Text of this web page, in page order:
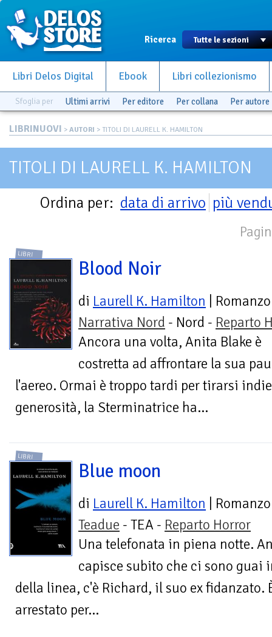
Ricerca
Libri Delos Digital Ebook Libri collezionismo
Sfoglia per Ultimi arrivi Per editore Per collana Per autore
LIBRINUOVI > AUTORI > TITOLI DI LAURELL K. HAMILTON
TITOLI DI LAURELL K. HAMILTON
Ordina per: data di arrivo più
LIBRI
Blood Noir
di Laurell K. Hamilton | Romanzo
Narrativa Nord - Nord - Reparto
Ancora una volta, Anita Blake è
costretta ad affrontare la sua
l'aereo. Ormai è troppo tardi per tirarsi
generosità, la Sterminatrice ha...
LIBRI
Blue moon
di Laurell K. Hamilton | Romanzo
Teadue - TEA - Reparto Horror
Una telefonata in piena notte.
capisce subito che ci sono
della linea, c'è Richard, il suo ex fidanzato.
arrestato per...